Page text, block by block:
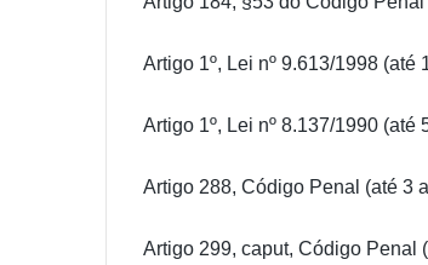
Artigo 1º, Lei nº 9.613/1998 (até
Artigo 1º, Lei nº 8.137/1990 (até
Artigo 288, Código Penal (até 3
Artigo 299, caput, Código Penal